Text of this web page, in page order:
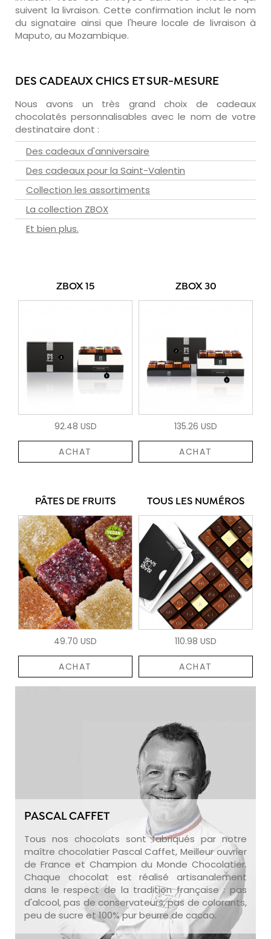
suivent la livraison. Cette confirmation inclut le nom
du signataire ainsi que l'heure locale de livraison à
Maputo, au Mozambique.
DES CADEAUX CHICS ET SUR-MESURE
Nous avons un très grand choix de cadeaux
chocolatés personnalisables avec le nom de votre
destinataire dont :
Des cadeaux d'anniversaire
Des cadeaux pour la Saint-Valentin
Collection les assortiments
La collection ZBOX
Et bien plus.
ZBOX 15
92.48 USD
ACHAT
ZBOX 30
135.26 USD
ACHAT
PÂTES DE FRUITS
49.70 USD
ACHAT
TOUS LES NUMÉROS
110.98 USD
ACHAT
PASCAL CAFFET
Tous nos chocolats sont fabriqués par notre
maître chocolatier Pascal Caffet, Meilleur ouvrier
de France et Champion du Monde Chocolatier.
Chaque chocolat est réalisé artisanalement
dans le respect de la tradition française : pas
d'alcool, pas de conservateurs, pas de colorants,
peu de sucre et 100% pur beurre de cacao.